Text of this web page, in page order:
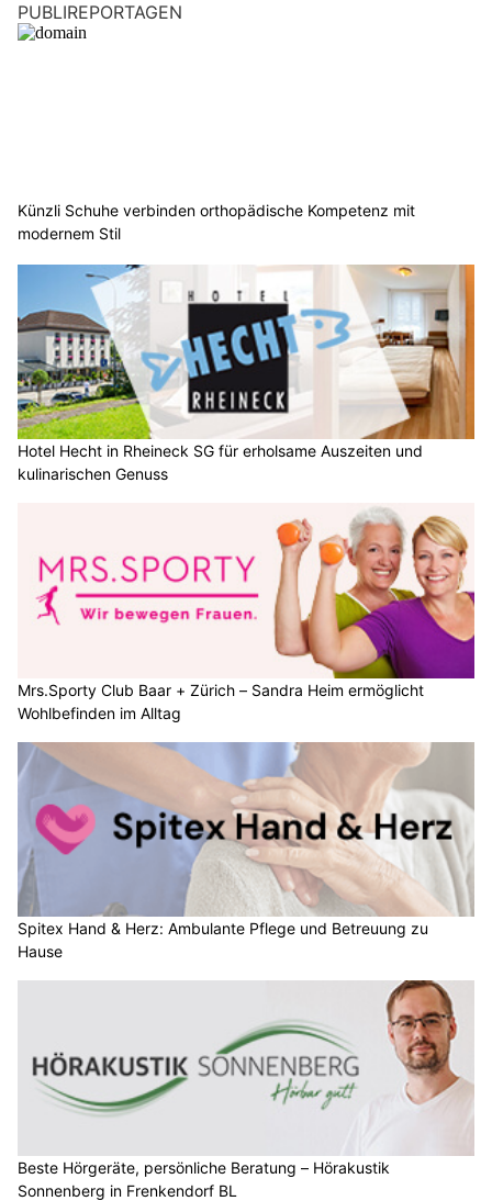
PUBLIREPORTAGEN
Künzli Schuhe verbinden orthopädische Kompetenz mit
modernem Stil
Hotel Hecht in Rheineck SG für erholsame Auszeiten und
kulinarischen Genuss
Mrs.Sporty Club Baar + Zürich – Sandra Heim ermöglicht
Wohlbefinden im Alltag
Spitex Hand & Herz: Ambulante Pflege und Betreuung zu
Hause
Beste Hörgeräte, persönliche Beratung – Hörakustik
Sonnenberg in Frenkendorf BL